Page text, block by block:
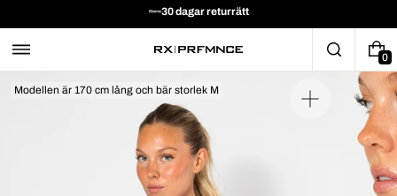
30 dagar returrätt
0
Modellen är 170 cm lång och bär storlek M